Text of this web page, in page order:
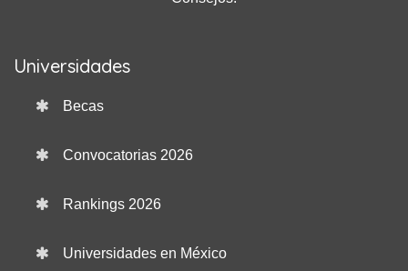
Universidades
Becas
Convocatorias 2026
Rankings 2026
Universidades en México